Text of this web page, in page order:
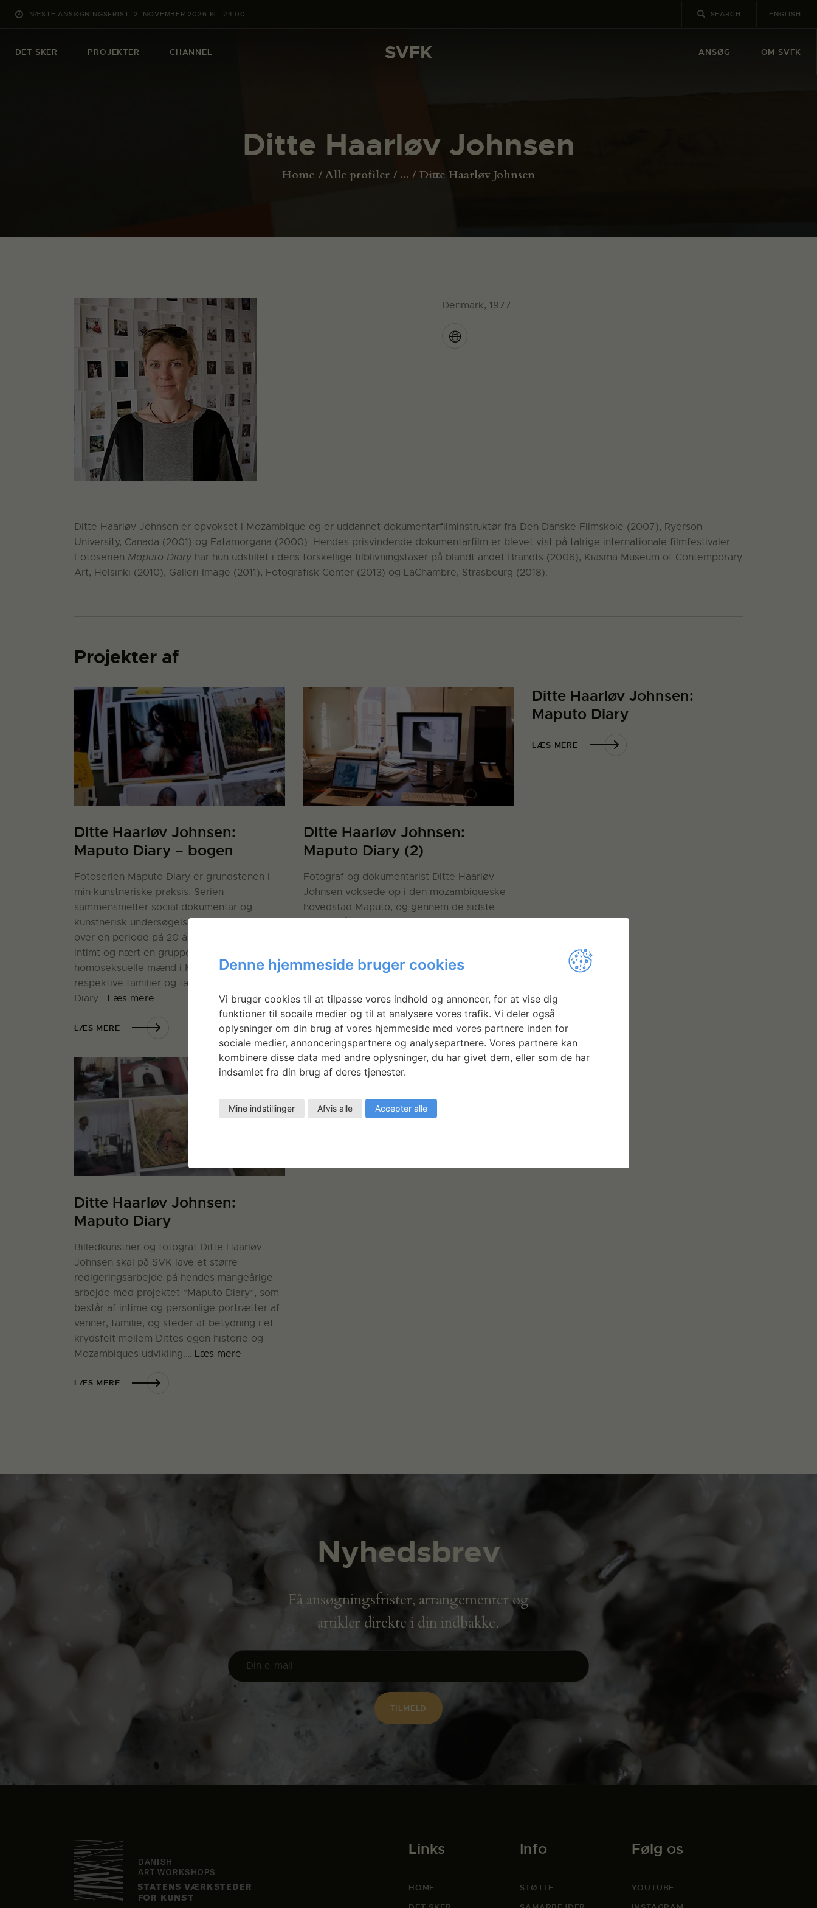
NÆSTE ANSØGNINGSFRIST: 2. NOVEMBER 2026 KL. 24:00 ENGLISH
DET SKER PROJEKTER CHANNEL SVFK ANSØG OM SVFK
Ditte Haarløv Johnsen
Home Alle profiler ... Ditte Haarløv Johnsen
SVFK
PROJEKTER
OM SVFK
ENGLISH
Denmark, 1977
Ditte Haarløv Johnsen er opvokset i Mozambique og er uddannet dokumentarfilminstruktør fra Den Danske Filmskole (2007), Ryerson
University, Canada (2001) og Fatamorgana (2000). Hendes prisvindende dokumentarfilm er blevet vist på talrige internationale filmfestivaler.
Fotoserien Maputo Diary har hun udstillet i dens forskellige tilblivningsfaser på blandt andet Brandts (2006), Kiasma Museum of Contemporary
Art, Helsinki (2010), Galleri Image (2011), Fotografisk Center (2013) og LaChambre, Strasbourg (2018).
Projekter af
Ditte Haarløv Johnsen:
Maputo Diary – bogen
Fotoserien Maputo Diary er grundstenen i
min kunstneriske praksis. Serien
sammensmelter social dokumentar og
kunstnerisk undersøgelse og er fotograferet
over en periode på 20 år. Den portrætterer
intimt og nært en gruppe unge
homoseksuelle mænd i Maputo, vores
respektive familier og fælles venner. Maputo
Diary… Læs mere
LÆS MERE
Ditte Haarløv Johnsen:
Maputo Diary (2)
Fotograf og dokumentarist Ditte Haarløv
Johnsen voksede op i den mozambiqueske
hovedstad Maputo, og gennem de sidste
årrække har hun udstillet omkring 50 af
LÆS MERE
Ditte Haarløv Johnsen:
Maputo Diary
LÆS MERE
Ditte Haarløv Johnsen:
Maputo Diary
Billedkunstner og fotograf Ditte Haarløv
Johnsen skal på SVK lave et større
redigeringsarbejde på hendes mangeårige
arbejde med projektet ”Maputo Diary”, som
består af intime og personlige portrætter af
venner, familie, og steder af betydning i et
krydsfelt mellem Dittes egen historie og
Mozambiques udvikling.… Læs mere
LÆS MERE
Nyhedsbrev
Få ansøgningsfrister, arrangementer og
artikler direkte i din indbakke.
Links
HOME
Info
STØTTE
Følg os
YOUTUBE
Denne hjemmeside bruger cookies
Vi bruger cookies til at tilpasse vores indhold og annoncer, for at vise dig
funktioner til socaile medier og til at analysere vores trafik. Vi deler også
oplysninger om din brug af vores hjemmeside med vores partnere inden for
sociale medier, annonceringspartnere og analysepartnere. Vores partnere kan
kombinere disse data med andre oplysninger, du har givet dem, eller som de har
indsamlet fra din brug af deres tjenester.
Mine indstillinger Afvis alle Accepter alle